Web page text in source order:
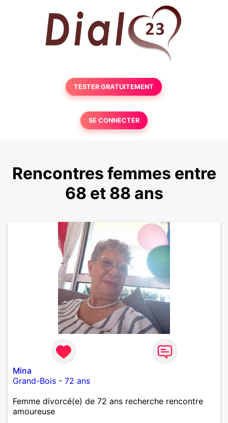
TESTER GRATUITEMENT
SE CONNECTER
Rencontres femmes entre
68 et 88 ans
Mina
Grand-Bois - 72 ans
Femme divorcé(e) de 72 ans recherche rencontre
amoureuse